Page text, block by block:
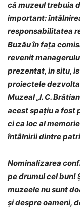
că muzeul trebuia
important:
responsabilitatea
Buzău în fața
revenit
prezentat, in situ,
proiectele
Muzeal „I. C.
acest spațiu a fost
ci ca loc al
întâlnirii dintre
Nominalizarea
pe drumul cel bun!
muzeele nu sunt
și despre oameni,